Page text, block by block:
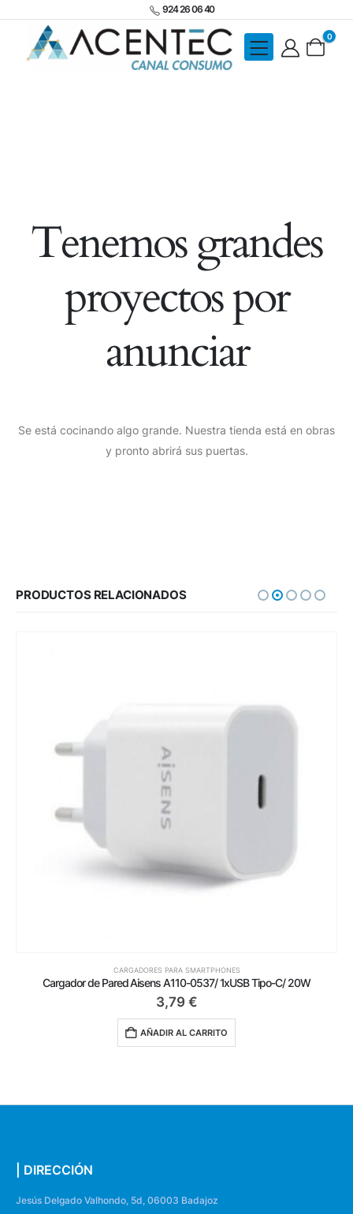
924 26 06 40
0
Tenemos grandes
proyectos por
anunciar
Se está cocinando algo grande. Nuestra tienda está en obras
y pronto abrirá sus puertas.
PRODUCTOS RELACIONADOS
CARGADORES PARA SMARTPHONES
Cargador de Pared Aisens A110-0537/ 1xUSB Tipo-C/ 20W
3,79 €
AÑADIR AL CARRITO
| DIRECCIÓN
Jesús Delgado Valhondo, 5d, 06003 Badajoz